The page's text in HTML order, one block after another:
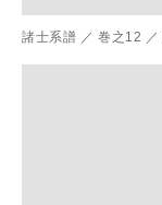
諸士系譜 ／ 巻之12 ／